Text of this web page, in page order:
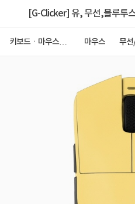
[G-Clicker] 유, 무선,블루투
키보드ㆍ마우스ㆍ
마우스 무선